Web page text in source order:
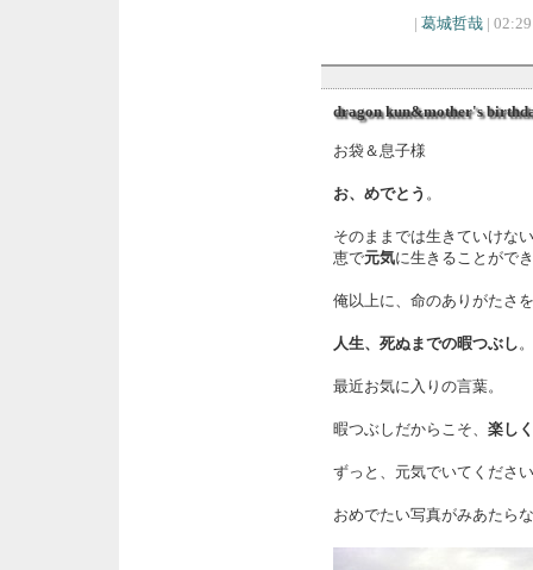
| 葛城哲哉|
dragon kun&mother's
お袋＆息子様
お、めでとう 。
そのままでは生きていけな
恵で元気に生きることがで
俺以上に、命のありがたさ
人生、死ぬまでの暇つぶし
最近お気に入りの言葉。
暇つぶしだからこそ、 楽しく
ずっと、元気でいてくだ
おめでたい写真がみあたら